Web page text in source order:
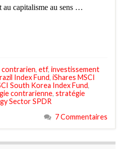
au capitalisme au sens …
contrarien, etf, investissement
Index Fund, iShares MSCI
South Korea Index Fund,
contrarienne, stratégie
Sector SPDR
7 Commentaires